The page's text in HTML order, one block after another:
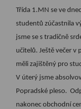
Třída 1.MN se ve
studentů zúčastnila
jsme se s tradičně
učitelů. Ještě večer v
měli zajištěný pro
V úterý jsme
Popradské pleso.
nakonec obchodní